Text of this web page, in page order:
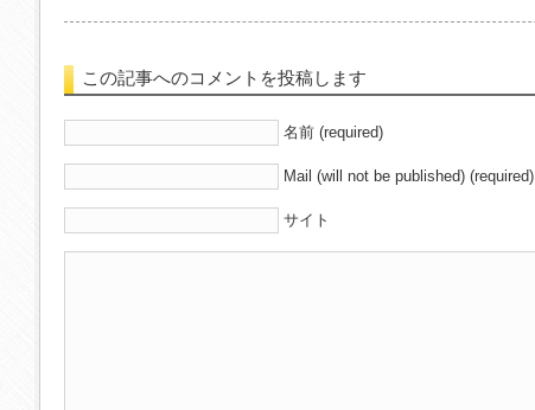
この記事へのコメントを投稿します
名前 (required)
Mail (will not be published) (required)
サイト